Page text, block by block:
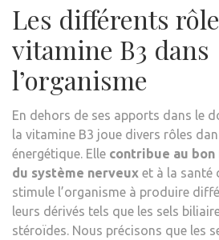
Les différents
vitamine B3 dans
l’organisme
En dehors de ses apports dans le
la vitamine B3 joue divers rôles
énergétique. Elle contribue au
du système nerveux et à la santé
stimule l’organisme à produire
leurs dérivés tels que les sels
stéroïdes. Nous précisons que les